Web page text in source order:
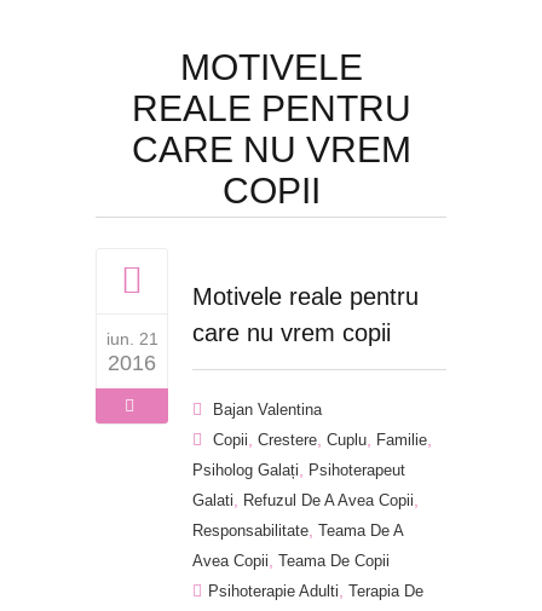
MOTIVELE
REALE PENTRU
CARE NU VREM
COPII
iun. 21
2016
Motivele reale pentru
care nu vrem copii
Bajan Valentina
Copii Crestere Cuplu Familie
Psiholog Galați
Psihoterapeut
Galati
Refuzul De A Avea Copii
Responsabilitate Teama De A
Avea Copii Teama De Copii
Psihoterapie Adulti Terapia De